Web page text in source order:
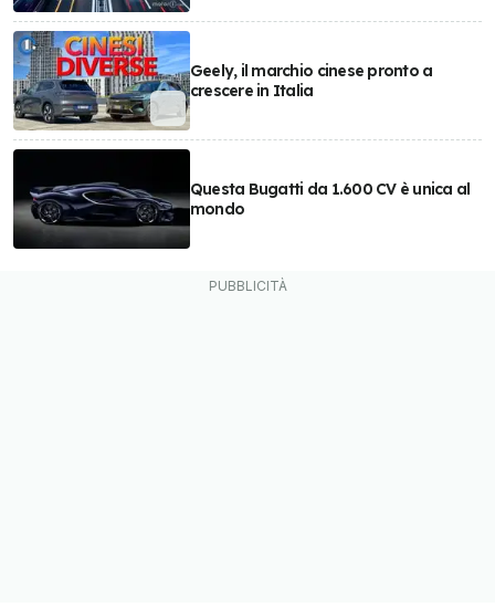
Geely, il marchio cinese pronto a
crescere in Italia
Questa Bugatti da 1.600 CV è unica al
mondo